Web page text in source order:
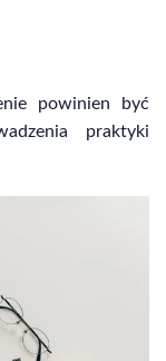
powinien być
praktyki